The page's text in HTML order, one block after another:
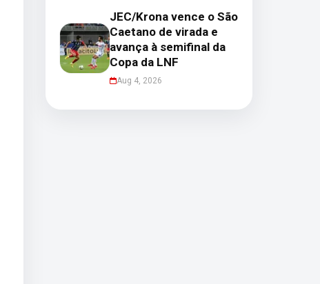
JEC/Krona vence o São
Caetano de virada e
avança à semifinal da
Copa da LNF
Aug 4, 2026